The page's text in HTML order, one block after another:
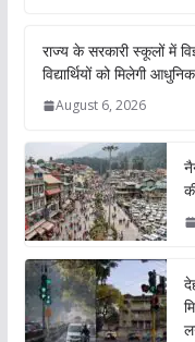
राज्य के सरकारी स्कूलों में
विद्यार्थियों को मिलेगी
August 6, 2026